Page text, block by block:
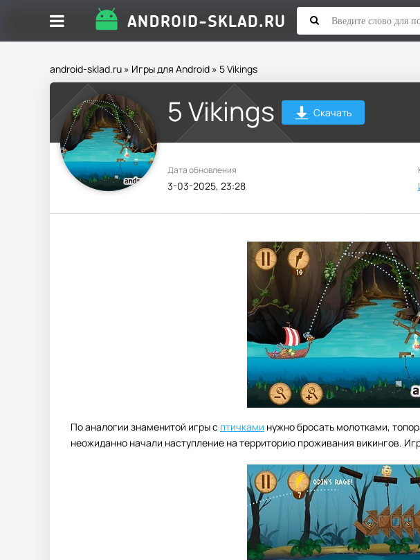
android-sklad.ru » Игры для Android » 5 Vikings
5 Vikings Скачать
Дата обновления
3-03-2025, 23:28
По аналогии знаменитой игры с птичками нужно бросать молотками,
неожиданно начали наступление на территорию проживания викингов.